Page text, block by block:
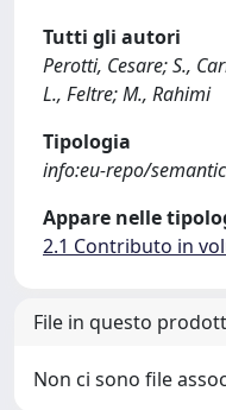
Tutti gli autori
Perotti, Cesare; S.,
L., Feltre; M., Rahimi
Tipologia
info:eu-repo/
Appare nelle
2.1 Contributo in
File in questo
Non ci sono file